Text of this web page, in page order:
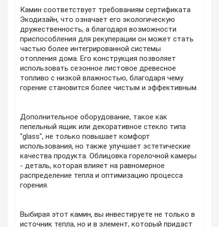
Камин соответствует требованиям сертификата
Экодизайн, что означает его экологическую
дружественность, а благодаря возможности
приспособления для рекуперации он может стать
частью более интегрированной системы
отопления дома. Его конструкция позволяет
использовать сезонное листовое древесное
топливо с низкой влажностью, благодаря чему
горение становится более чистым и эффективным.
Дополнительное оборудование, такое как
пепельный ящик или декоративное стекло типа
"glass", не только повышает комфорт
использования, но также улучшает эстетические
качества продукта. Облицовка горелочной камеры
- деталь, которая влияет на равномерное
распределение тепла и оптимизацию процесса
горения.
Выбирая этот камин, вы инвестируете не только в
источник тепла, но и в элемент, который придаст